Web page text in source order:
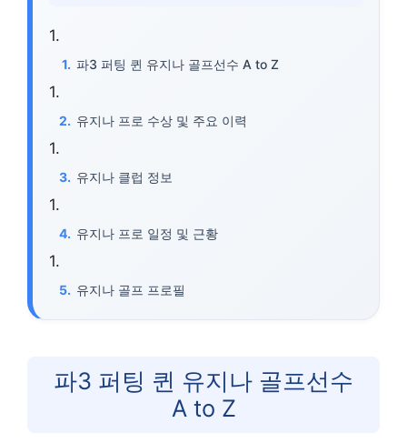
파3 퍼팅 퀸 유지나 골프선수 A to Z
유지나 프로 수상 및 주요 이력
유지나 클럽 정보
유지나 프로 일정 및 근황
유지나 골프 프로필
파3 퍼팅 퀸 유지나 골프선수
A to Z